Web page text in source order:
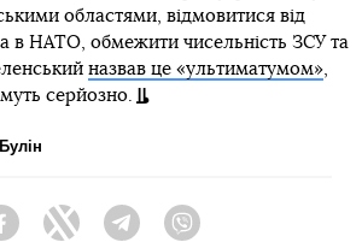
областями, відмовитися від
в НАТО, обмежити чисельність ЗСУ та
назвав це «ультиматумом»
серйозно.
FacebookTwitter Telegram